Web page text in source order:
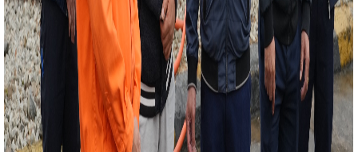
nhân Việt Nam
Thủ tướng Chính phủ Phạm Minh
Bắc - Nam qua Hà Tĩnh
Danh sách các khu vực có
Hà Tĩnh
Trang trọng lễ kỷ niệm 80 năm Ngày
Hà Tĩnh
10 sự kiện nổi bật ngành Công Thương năm
đỡ đầu thôn biên giới xây dựng nông thôn mới
sản phẩm, kết nối giao thương tại các chuỗi sự kiện
Đà Nẵng
Hoàn thiện chuỗi cung ứng, mở rộng thị
Bộ Chính trị ban hành Nghị quyết xây dựng và phát huy
Hội chợ Công Thương vùng Tây Bắc - Lai Châu 2023
phân phối, tiêu thụ hàng hóa cho sản phẩm Hà Tĩnh